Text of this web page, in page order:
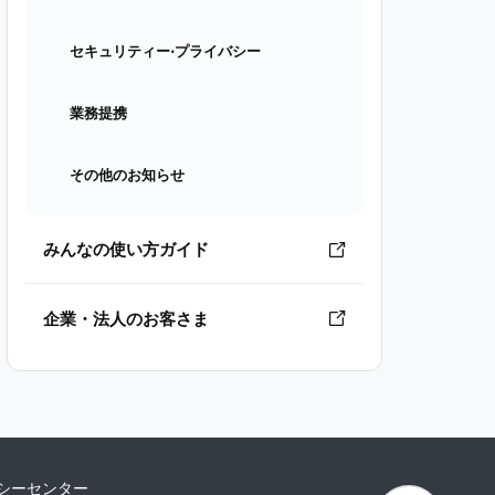
セキュリティー⋅プライバシー
業務提携
その他のお知らせ
みんなの使い方ガイド
企業・法人のお客さま
ーセンター